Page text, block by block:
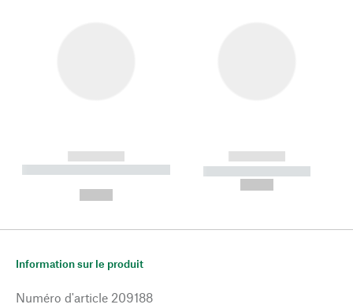
------------
----------- ----------- --------
------------
----------- -----------
Information sur le produit
Numéro d'article 209188